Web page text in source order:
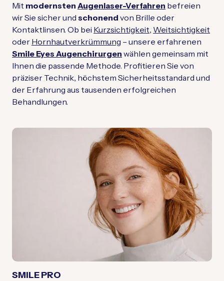
Mit modernsten Augenlaser-Verfahren befreien
wir Sie sicher und schonend von Brille oder
Kontaktlinsen. Ob bei Kurzsichtigkeit, Weitsichtigkeit
oder Hornhautverkrümmung – unsere erfahrenen
Smile Eyes Augenchirurgen wählen gemeinsam mit
Ihnen die passende Methode. Profitieren Sie von
präziser Technik, höchstem Sicherheitsstandard und
der Erfahrung aus tausenden erfolgreichen
Behandlungen.
SMILE PRO